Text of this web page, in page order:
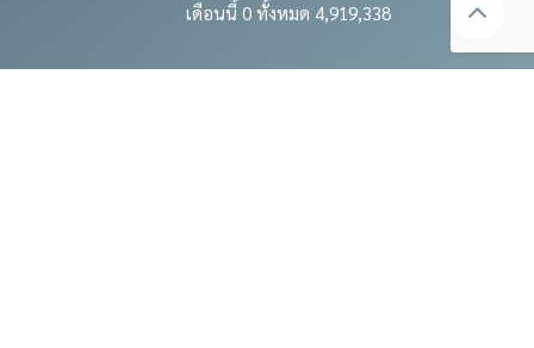
เดือนนี้ 0 ทั้งหมด 4,919,338